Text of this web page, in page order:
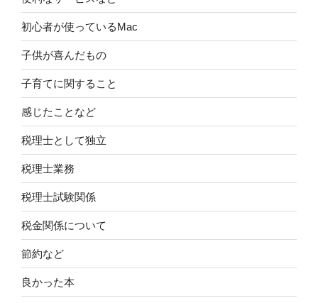
初心者が使っているMac
子供が喜んだもの
子育てに関すること
感じたことなど
税理士として独立
税理士業務
税理士試験関係
税金関係について
節約など
良かった本